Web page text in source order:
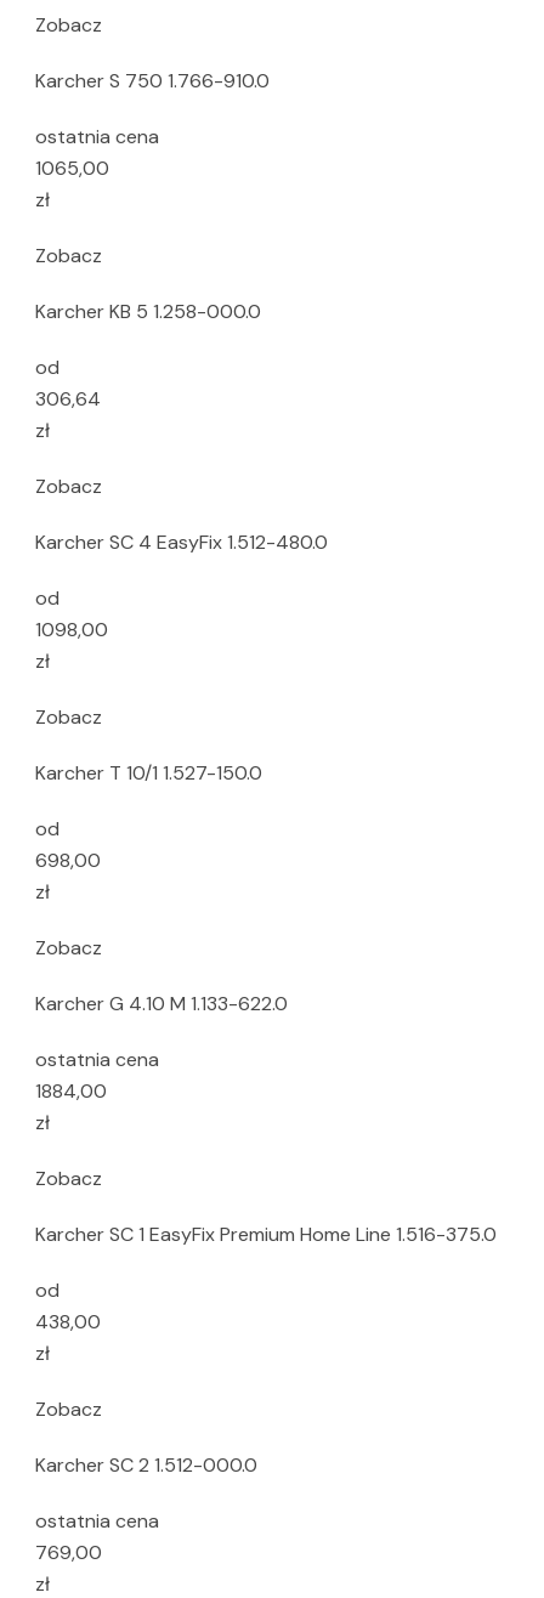
Zobacz
Karcher S 750 1.766-910.0
ostatnia cena
1065,00
zł
Zobacz
Karcher KB 5 1.258-000.0
od
306,64
zł
Zobacz
Karcher SC 4 EasyFix 1.512-480.0
od
1098,00
zł
Zobacz
Karcher T 10/1 1.527-150.0
od
698,00
zł
Zobacz
Karcher G 4.10 M 1.133-622.0
ostatnia cena
1884,00
zł
Zobacz
Karcher SC 1 EasyFix Premium Home Line 1.516-375.0
od
438,00
zł
Zobacz
Karcher SC 2 1.512-000.0
ostatnia cena
769,00
zł